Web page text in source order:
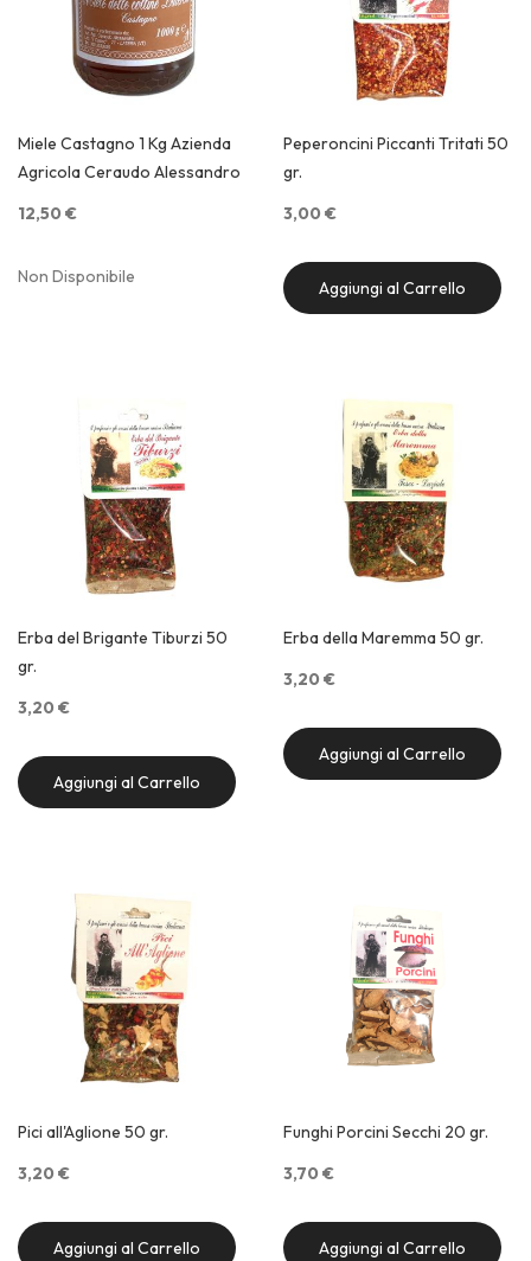
Miele Castagno 1 Kg Azienda
Agricola Ceraudo Alessandro
12,50 €
Non Disponibile
Peperoncini Piccanti Tritati 50
gr.
3,00 €
Aggiungi al Carrello
Erba del Brigante Tiburzi 50
gr.
3,20 €
Aggiungi al Carrello
Erba della Maremma 50 gr.
3,20 €
Aggiungi al Carrello
Pici all'Aglione 50 gr.
3,20 €
Aggiungi al Carrello
Funghi Porcini Secchi 20 gr.
3,70 €
Aggiungi al Carrello